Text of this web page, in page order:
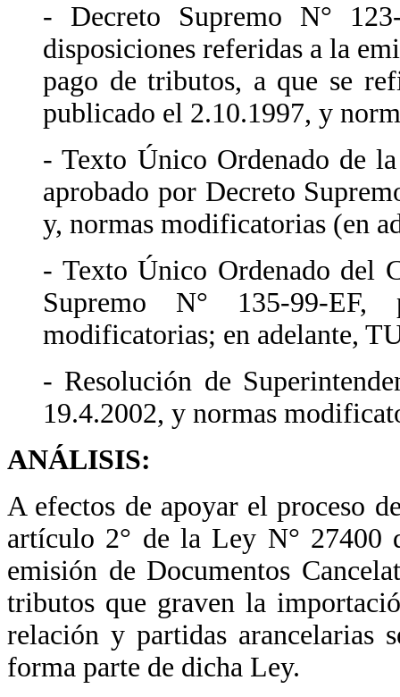
- Decreto Supremo N°
disposiciones referidas a la
pago de tributos, a que se
publicado el 2.10.1997, y
- Texto Único Ordenado de
aprobado por Decreto
y, normas modificatorias (en
- Texto Único Ordenado del
Supremo N° 135-99-
modificatorias; en adelante,
- Resolución de
19.4.2002, y normas
ANÁLISIS:
A efectos de apoyar el proceso
artículo 2° de la Ley N° 27400
emisión de Documentos
tributos que graven la
relación y partidas arancelarias
forma parte de dicha Ley.